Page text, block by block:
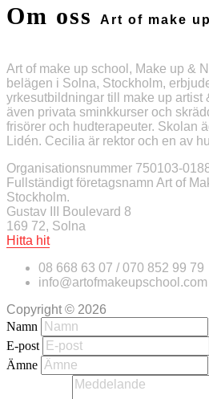
Om oss Art of make
Art of make up school, Make up &
belägen i Solna, Stockholm,
yrkesutbildningar till make up artist
även privata sminkkurser och
frisörer och hudterapeuter. Skolan
Lidén. Cecilia är rektor och en av
Organisationsnummer 750103-
Fullständigt företagsnamn Art of
Stockholm.
Gustav III Boulevard 8
169 72, Solna
Hitta hit
08 668 63 07 / 070 852 99 79
info@artofmakeupschool.com
Copyright © 2026
Namn
E-post
Ämne